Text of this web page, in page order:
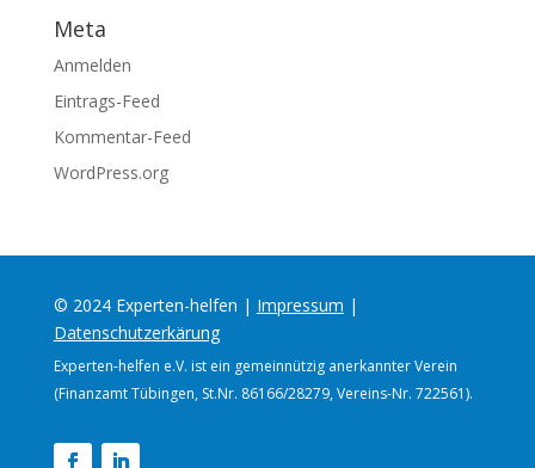
Meta
Anmelden
Eintrags-Feed
Kommentar-Feed
WordPress.org
© 2024 Experten-helfen | Impressum |
Datenschutzerkärung
Experten-helfen e.V. ist ein gemeinnützig anerkannter Verein
(Finanzamt Tübingen, St.Nr. 86166/28279, Vereins-Nr. 722561).